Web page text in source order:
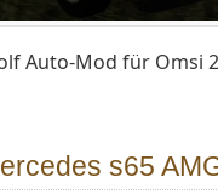
Auto-Mod für Omsi
s65